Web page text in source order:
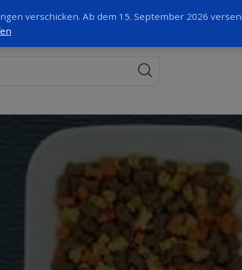
verschicken. Ab dem 15. September 2026